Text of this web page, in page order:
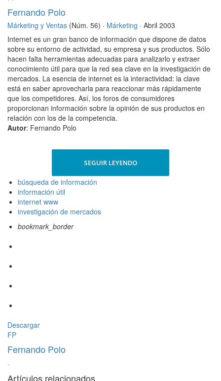
Fernando Polo
Márketing y Ventas (Núm. 56) · Márketing · Abril 2003
Internet es un gran banco de información que dispone de datos
sobre su entorno de actividad, su empresa y sus productos. Sólo
hacen falta herramientas adecuadas para analizarlo y extraer
conocimiento útil para que la red sea clave en la investigación de
mercados. La esencia de internet es la interactividad: la clave
está en saber aprovecharla para reaccionar más rápidamente
que los competidores. Así, los foros de consumidores
proporcionan información sobre la opinión de sus productos en
relación con los de la competencia.
Autor: Fernando Polo
SEGUIR LEYENDO
búsqueda de información
información útil
internet www
investigación de mercados
bookmark_border
Descargar
FP
Fernando Polo
·
Artículos relacionados